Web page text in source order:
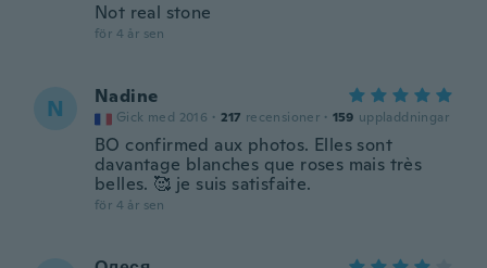
Not real stone
för 4 år sen
N Nadine
Gick med 2016 · 217 recensioner · 159 uppladdningar
BO confirmed aux photos. Elles sont
davantage blanches que roses mais très
belles. 🥰 je suis satisfaite.
för 4 år sen